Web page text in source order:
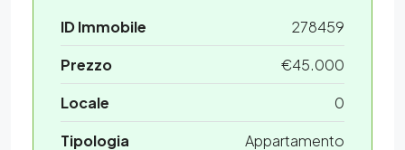
ID Immobile
278459
Prezzo
€45.000
Locale
0
Tipologia
Appartamento